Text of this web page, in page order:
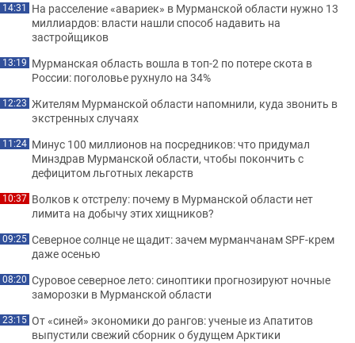
14:31 На расселение «авариек» в Мурманской области нужно 13
миллиардов: власти нашли способ надавить на
застройщиков
13:19 Мурманская область вошла в топ-2 по потере скота в
России: поголовье рухнуло на 34%
12:23 Жителям Мурманской области напомнили, куда звонить в
экстренных случаях
11:24 Минус 100 миллионов на посредников: что придумал
Минздрав Мурманской области, чтобы покончить с
дефицитом льготных лекарств
10:37 Волков к отстрелу: почему в Мурманской области нет
лимита на добычу этих хищников?
09:25 Северное солнце не щадит: зачем мурманчанам SPF-крем
даже осенью
08:20 Суровое северное лето: синоптики прогнозируют ночные
заморозки в Мурманской области
23:15 От «синей» экономики до рангов: ученые из Апатитов
выпустили свежий сборник о будущем Арктики